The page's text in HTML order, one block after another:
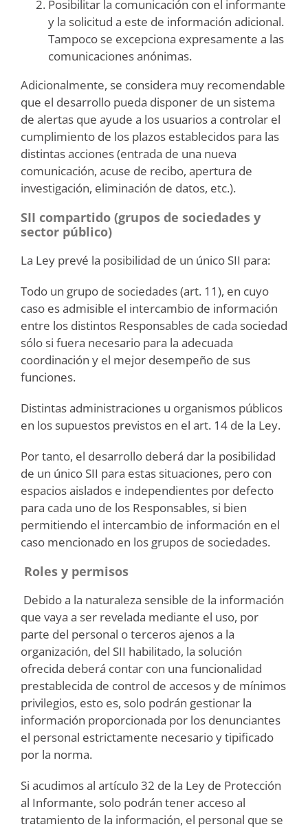
Posibilitar la comunicación con el informante
y la solicitud a este de información adicional.
Tampoco se excepciona expresamente a las
comunicaciones anónimas.
Adicionalmente, se considera muy recomendable
que el desarrollo pueda disponer de un sistema
de alertas que ayude a los usuarios a controlar el
cumplimiento de los plazos establecidos para las
distintas acciones (entrada de una nueva
comunicación, acuse de recibo, apertura de
investigación, eliminación de datos, etc.).
SII compartido (grupos de sociedades y
sector público)
La Ley prevé la posibilidad de un único SII para:
Todo un grupo de sociedades (art. 11), en cuyo
caso es admisible el intercambio de información
entre los distintos Responsables de cada sociedad
sólo si fuera necesario para la adecuada
coordinación y el mejor desempeño de sus
funciones.
Distintas administraciones u organismos públicos
en los supuestos previstos en el art. 14 de la Ley.
Por tanto, el desarrollo deberá dar la posibilidad
de un único SII para estas situaciones, pero con
espacios aislados e independientes por defecto
para cada uno de los Responsables, si bien
permitiendo el intercambio de información en el
caso mencionado en los grupos de sociedades.
Roles y permisos
Debido a la naturaleza sensible de la información
que vaya a ser revelada mediante el uso, por
parte del personal o terceros ajenos a la
organización, del SII habilitado, la solución
ofrecida deberá contar con una funcionalidad
prestablecida de control de accesos y de mínimos
privilegios, esto es, solo podrán gestionar la
información proporcionada por los denunciantes
el personal estrictamente necesario y tipificado
por la norma.
Si acudimos al artículo 32 de la Ley de Protección
al Informante, solo podrán tener acceso al
tratamiento de la información, el personal que se